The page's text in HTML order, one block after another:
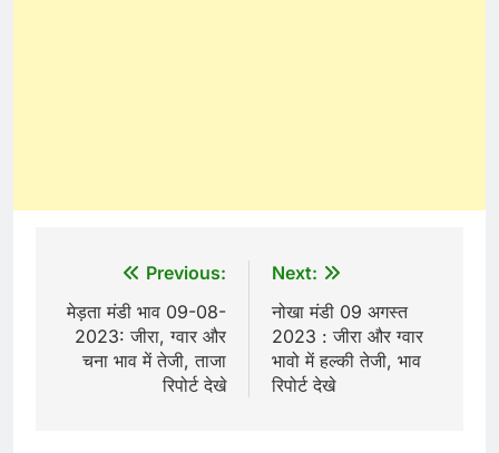
navigation
Previous:
मेड़ता मंडी भाव 09-08-
2023: जीरा, ग्वार और
चना भाव में तेजी, ताजा
रिपोर्ट देखे
Next:
नोखा मंडी 09 अगस्त
2023 : जीरा और ग्वार
भावो में हल्की तेजी, भाव
रिपोर्ट देखे